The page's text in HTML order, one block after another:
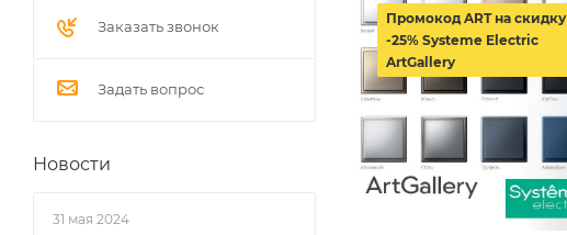
Промокод ART на скидку
-25% Systeme Electric
ArtGallery
Заказать звонок
Задать вопрос
Новости
31 мая 2024